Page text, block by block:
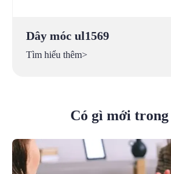
Dây móc ul1569
Tìm hiểu thêm>
Có gì mới trong